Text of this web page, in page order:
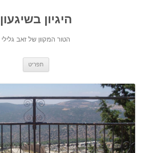
היגיון בשיגעון
הטור המקוון של זאב גלילי
תפריט